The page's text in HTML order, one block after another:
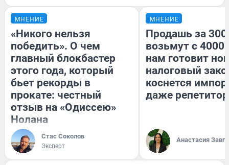
МНЕНИЕ
«Никого нельзя
победить». О чем
главный блокбастер
этого года, который
бьет рекорды в
прокате: честный
отзыв на «Одиссею»
Нолана
Стас Соколов
Эксперт
МНЕНИЕ
Продашь за
возьмут с
нам готовит
налоговый
коснется
даже
Анастасия